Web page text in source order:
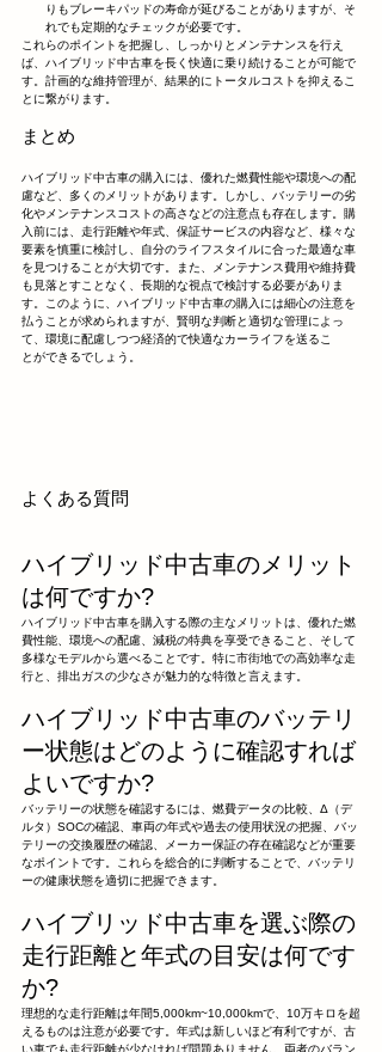
りもブレーキパッドの寿命が延びることがありますが、そ
れでも定期的なチェックが必要です。
これらのポイントを把握し、しっかりとメンテナンスを行え
ば、ハイブリッド中古車を長く快適に乗り続けることが可能で
す。計画的な維持管理が、結果的にトータルコストを抑えるこ
とに繋がります。
まとめ
ハイブリッド中古車の購入には、優れた燃費性能や環境への配
慮など、多くのメリットがあります。しかし、バッテリーの劣
化やメンテナンスコストの高さなどの注意点も存在します。購
入前には、走行距離や年式、保証サービスの内容など、様々な
要素を慎重に検討し、自分のライフスタイルに合った最適な車
を見つけることが大切です。また、メンテナンス費用や維持費
も見落とすことなく、長期的な視点で検討する必要がありま
す。このように、ハイブリッド中古車の購入には細心の注意を
払うことが求められますが、賢明な判断と適切な管理によっ
て、環境に配慮しつつ経済的で快適なカーライフを送るこ
とができるでしょう。
よくある質問
ハイブリッド中古車のメリット
は何ですか?
ハイブリッド中古車を購入する際の主なメリットは、優れた燃
費性能、環境への配慮、減税の特典を享受できること、そして
多様なモデルから選べることです。特に市街地での高効率な走
行と、排出ガスの少なさが魅力的な特徴と言えます。
ハイブリッド中古車のバッテリ
ー状態はどのように確認すれば
よいですか?
バッテリーの状態を確認するには、燃費データの比較、Δ（デ
ルタ）SOCの確認、車両の年式や過去の使用状況の把握、バッ
テリーの交換履歴の確認、メーカー保証の存在確認などが重要
なポイントです。これらを総合的に判断することで、バッテリ
ーの健康状態を適切に把握できます。
ハイブリッド中古車を選ぶ際の
走行距離と年式の目安は何です
か?
理想的な走行距離は年間5,000km~10,000kmで、10万キロを超
えるものは注意が必要です。年式は新しいほど有利ですが、古
い車でも走行距離が少なければ問題ありません。両者のバラン